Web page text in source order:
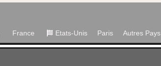
France Etats-Unis Paris Autres Pays